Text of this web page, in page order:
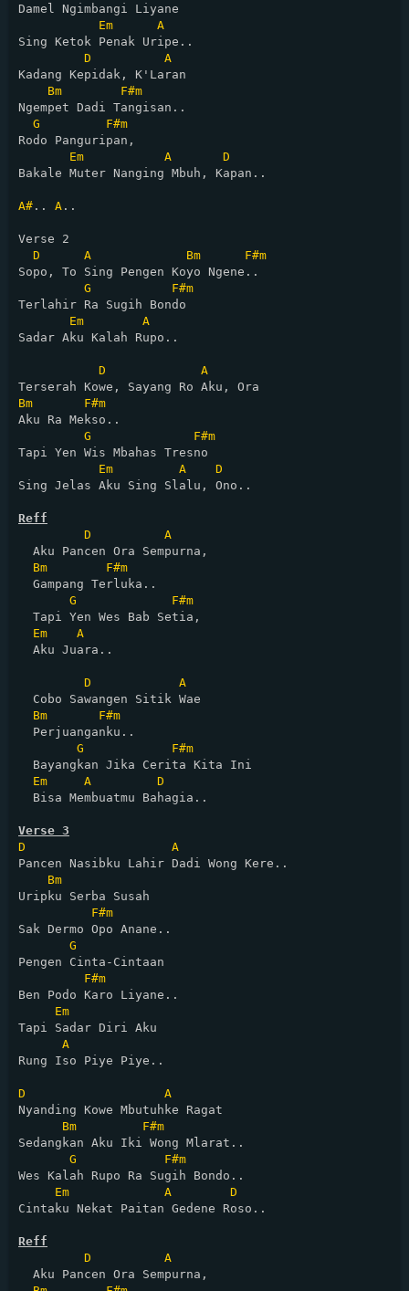
Damel Ngimbangi Liyane
Em
A
Sing Ketok Penak Uripe..
D
A
Kadang Kepidak, K'Laran
Bm
F#m
Ngempet Dadi Tangisan..
G
F#m
Rodo Panguripan,
Em
A
D
Bakale Muter Nanging Mbuh, Kapan..
A# .. A ..
Verse 2
D
A Bm
F#m
Sopo, To Sing Pengen Koyo Ngene..
G
F#m
Terlahir Ra Sugih Bondo
Em
A
Sadar Aku Kalah Rupo..
D
A
Bm
F#m
Aku Ra Mekso..
G
F#m
Tapi Yen Wis Mbahas Tresno
Em
A
D
Sing Jelas Aku Sing Slalu, Ono..
Reff
D
A
  Aku Pancen Ora Sempurna,
Bm
F#m
  Gampang Terluka..
G
F#m
  Tapi Yen Wes Bab Setia,
Em
A
  Aku Juara..
D
A
  Cobo Sawangen Sitik Wae
Bm
F#m
  Perjuanganku..
G
F#m
  Bayangkan Jika Cerita Kita Ini
Em
A
D
  Bisa Membuatmu Bahagia..
Verse 3
D
A
Pancen Nasibku Lahir Dadi Wong Kere..
Bm
Uripku Serba Susah
F#m
Sak Dermo Opo Anane..
G
Pengen Cinta-Cintaan
F#m
Ben Podo Karo Liyane..
Em
Tapi Sadar Diri Aku
A
Rung Iso Piye Piye..
D
A
Nyanding Kowe Mbutuhke Ragat
Bm
F#m
Sedangkan Aku Iki Wong Mlarat..
G
F#m
Wes Kalah Rupo Ra Sugih Bondo..
Em
A
D
Cintaku Nekat Paitan Gedene Roso..
Reff
D
A
  Aku Pancen Ora Sempurna,